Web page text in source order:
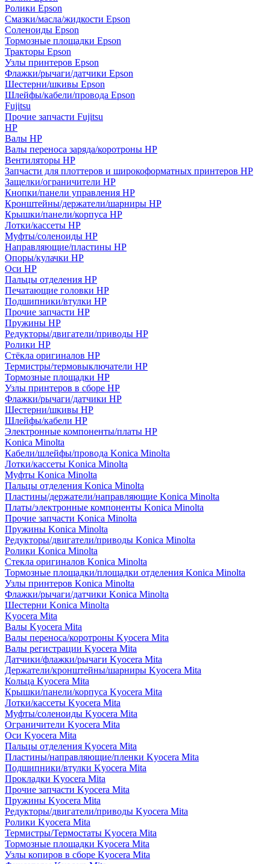
Ролики Epson
Смазки/масла/жидкости Epson
Соленоиды Epson
Тормозные площадки Epson
Тракторы Epson
Узлы принтеров Epson
Флажки/рычаги/датчики Epson
Шестерни/шкивы Epson
Шлейфы/кабели/провода Epson
Fujitsu
Прочие запчасти Fujitsu
HP
Валы HP
Валы переноса заряда/коротроны HP
Вентиляторы HP
Запчасти для плоттеров и широкоформатных принтеров HP
Защелки/ограничители HP
Кнопки/панели управления HP
Кронштейны/держатели/шарниры HP
Крышки/панели/корпуса HP
Лотки/кассеты HP
Муфты/соленоиды HP
Направляющие/пластины HP
Опоры/кулачки HP
Оси HP
Пальцы отделения HP
Печатающие головки HP
Подшипники/втулки HP
Прочие запчасти HP
Пружины HP
Редукторы/двигатели/приводы HP
Ролики HP
Стёкла оригиналов HP
Термистры/термовыключатели HP
Тормозные площадки HP
Узлы принтеров в сборе HP
Флажки/рычаги/датчики HP
Шестерни/шкивы HP
Шлейфы/кабели HP
Электронные компоненты/платы HP
Konica Minolta
Кабели/шлейфы/провода Konica Minolta
Лотки/кассеты Konica Minolta
Муфты Konica Minolta
Пальцы отделения Konica Minolta
Пластины/держатели/направляющие Konica Minolta
Платы/электронные компоненты Konica Minolta
Прочие запчасти Konica Minolta
Пружины Konica Minolta
Редукторы/двигатели/приводы Konica Minolta
Ролики Konica Minolta
Стекла оригиналов Konica Minolta
Тормозные площадки/площадки отделения Konica Minolta
Узлы принтеров Konica Minolta
Флажки/рычаги/датчики Konica Minolta
Шестерни Konica Minolta
Kyocera Mita
Валы Kyocera Mita
Валы переноса/коротроны Kyocera Mita
Валы регистрации Kyocera Mita
Датчики/флажки/рычаги Kyocera Mita
Держатели/кронштейны/шарниры Kyocera Mita
Кольца Kyocera Mita
Крышки/панели/корпуса Kyocera Mita
Лотки/кассеты Kyocera Mita
Муфты/соленоиды Kyocera Mita
Ограничители Kyocera Mita
Оси Kyocera Mita
Пальцы отделения Kyocera Mita
Пластины/направляющие/пленки Kyocera Mita
Подшипники/втулки Kyocera Mita
Прокладки Kyocera Mita
Прочие запчасти Kyocera Mita
Пружины Kyocera Mita
Редукторы/двигатели/приводы Kyocera Mita
Ролики Kyocera Mita
Термистры/Термостаты Kyocera Mita
Тормозные площадки Kyocera Mita
Узлы копиров в сборе Kyocera Mita